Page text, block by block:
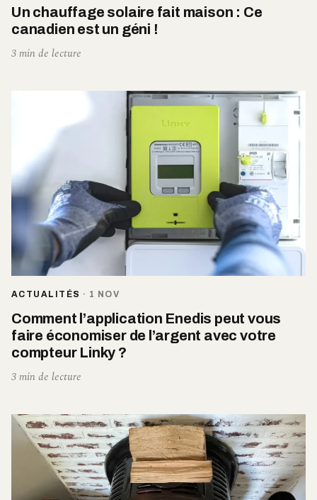
Un chauffage solaire fait maison : Ce
canadien est un géni !
3 min de lecture
ACTUALITÉS · 1 NOV
Comment l’application Enedis peut vous
faire économiser de l’argent avec votre
compteur Linky ?
3 min de lecture